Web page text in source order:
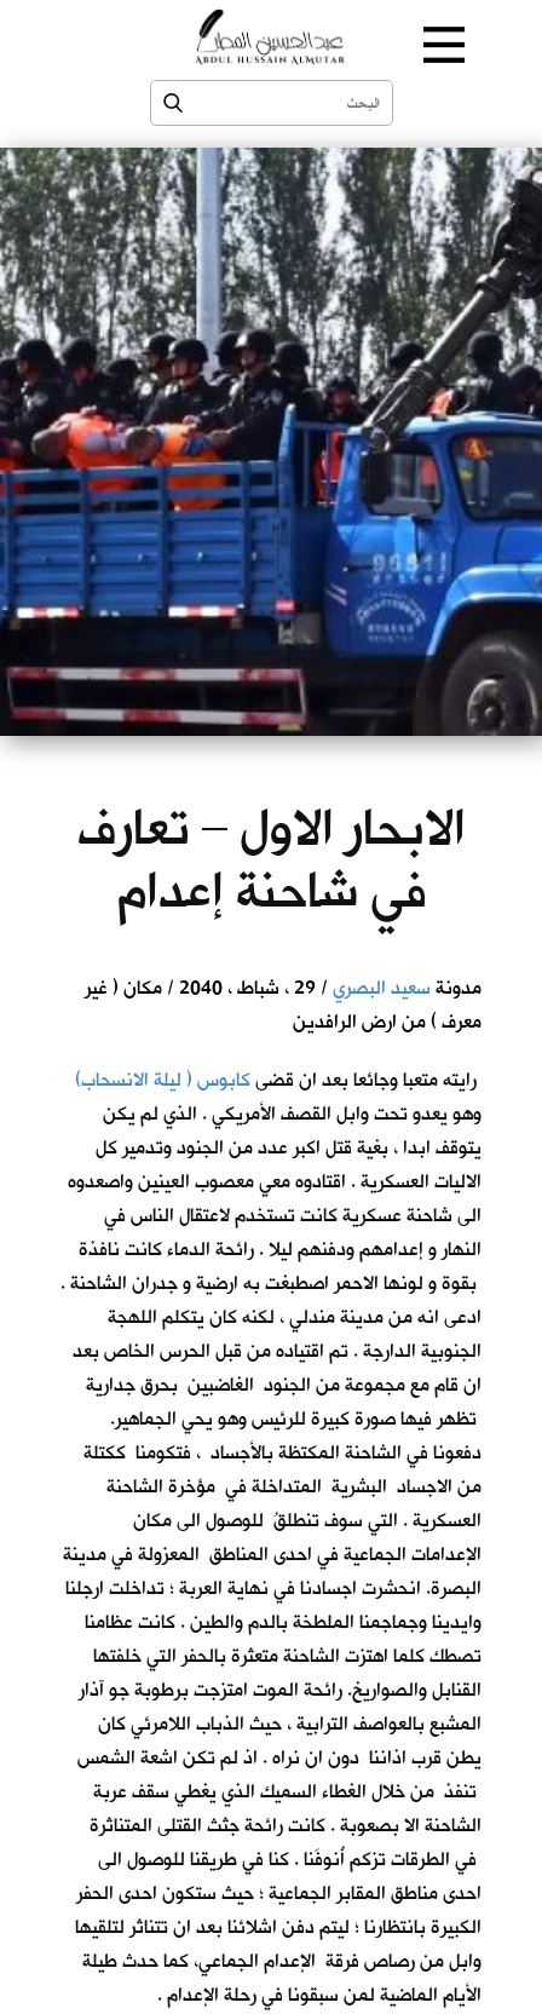
الابحار الاول – تعارف
في شاحنة إعدام
مدونةسعيد البصري
/ 29 ، شباط ، 2040 / مكان ( غير
معرف ) من ارض الرافدين
رايته متعبا وجائعا بعد ان قضىكابوس ( ليلة الانسحاب)
وهو يعدو تحت وابل القصف الأمريكي . الذي لم يكن
يتوقف ابدا ، بغية قتل اكبر عدد من الجنود وتدمير كل
الاليات العسكرية . اقتادوه معي معصوب العينين واصعدوه
الى شاحنة عسكرية كانت تستخدم لاعتقال الناس في
النهار و إعدامهم ودفنهم ليلا . رائحة الدماء كانت نافذة
بقوة و لونها الاحمر اصطبغت به ارضية و جدران الشاحنة .
ادعى انه من مدينة مندلي ، لكنه كان يتكلم اللهجة
الجنوبية الدارجة . تم اقتياده من قبل الحرس الخاص بعد
ان قام مع مجموعة من الجنود الغاضبين بحرق جدارية
تظهر فيها صورة كبيرة للرئيس وهو يحي الجماهير.
دفعونا في الشاحنة المكتظة بالأجساد ، فتكومنا ككتلة
من الاجساد البشرية المتداخلة في مؤخرة الشاحنة
العسكرية . التي سوف تنطلقُ للوصول الى مكان
الإعدامات الجماعية في احدى المناطق المعزولة في مدينة
البصرة. انحشرت اجسادنا في نهاية العربة ؛ تداخلت ارجلنا
وايدينا وجماجمنا الملطخة بالدم والطين . كانت عظامنا
تصطك كلما اهتزت الشاحنة متعثرة بالحفر التي خلفتها
القنابل والصواريخ. رائحة الموت امتزجت برطوبة جو آذار
المشبع بالعواصف الترابية ، حيث الذباب اللامرئي كان
يطن قرب اذاننا دون ان نراه . اذ لم تكن اشعة الشمس
تنفذ من خلال الغطاء السميك الذي يغطي سقف عربة
الشاحنة الا بصعوبة . كانت رائحة جثث القتلى المتناثرة
في الطرقات تزكم أُنوفَنا . كنا في طريقنا للوصول الى
احدى مناطق المقابر الجماعية ؛ حيث ستكون احدى الحفر
الكبيرة بانتظارنا ؛ ليتم دفن اشلائنا بعد ان تتناثر لتلقيها
وابل من رصاص فرقة الإعدام الجماعي، كما حدث طيلة
الأيام الماضية لمن سبقونا في رحلة الإعدام .